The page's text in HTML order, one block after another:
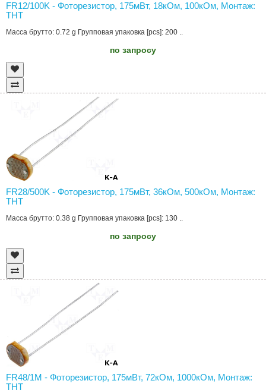
FR12/100K - Фоторезистор, 175мВт, 18кОм, 100кОм, Монтаж:
THT
Масса брутто: 0.72 g Групповая упаковка [pcs]: 200 ..
по запросу
FR28/500K - Фоторезистор, 175мВт, 36кОм, 500кОм, Монтаж:
THT
Масса брутто: 0.38 g Групповая упаковка [pcs]: 130 ..
по запросу
FR48/1M - Фоторезистор, 175мВт, 72кОм, 1000кОм, Монтаж:
THT